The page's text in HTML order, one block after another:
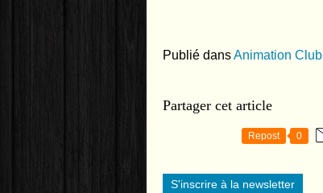
Publié dansAnimation Club
Partager cet article
Repost 0
S'inscrire à la newsletter